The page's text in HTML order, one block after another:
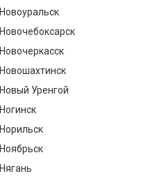
Новоуральск
Новочебоксарск
Новочеркасск
Новошахтинск
Новый Уренгой
Ногинск
Норильск
Ноябрьск
Нягань